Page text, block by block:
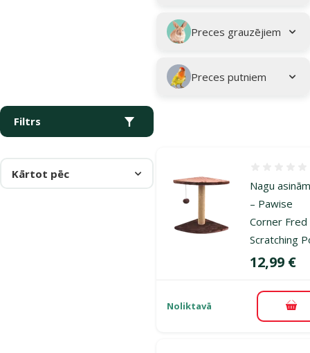
Preces grauzējiem
Preces putniem
Filtrs
Kārtot pēc
Nagu
– Pawise
Corner
Scratching
Cena
12,99 €
Noliktavā